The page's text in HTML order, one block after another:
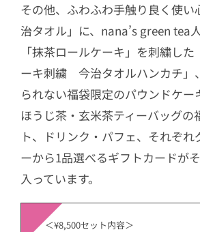
その他、ふわふわ手触り良く使い
治タオル」に、nana’s green tea
「抹茶ロールケーキ」を刺繍し
ーキ刺繍 今治タオルハンカチ」
られない福袋限定のパウンドケー
ほうじ茶・玄米茶ティーバッグの
ト、ドリンク・パフェ、それぞれ
ーから1品選べるギフトカードが
入っています。
＜¥8,500セット内容＞